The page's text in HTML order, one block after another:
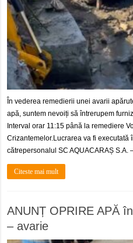
În vederea remedierii unei avarii
apă, suntem nevoiți să întrerupem
Interval orar 11:15 până la remediere
Crizantemelor.Lucrarea va fi executată
cătrepersonalul SC AQUACARAȘ S.A.
Citeste mai mult
ANUNȚ OPRIRE APĂ
– avarie